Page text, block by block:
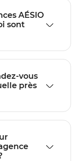
sont
vous